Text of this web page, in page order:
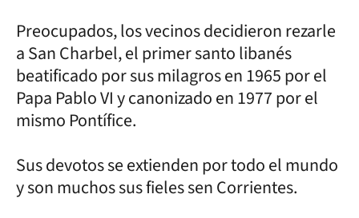
Preocupados, los vecinos decidieron rezarle
a San Charbel, el primer santo libanés
beatificado por sus milagros en 1965 por el
Papa Pablo VI y canonizado en 1977 por el
mismo Pontífice.
Sus devotos se extienden por todo el mundo
y son muchos sus fieles sen Corrientes.